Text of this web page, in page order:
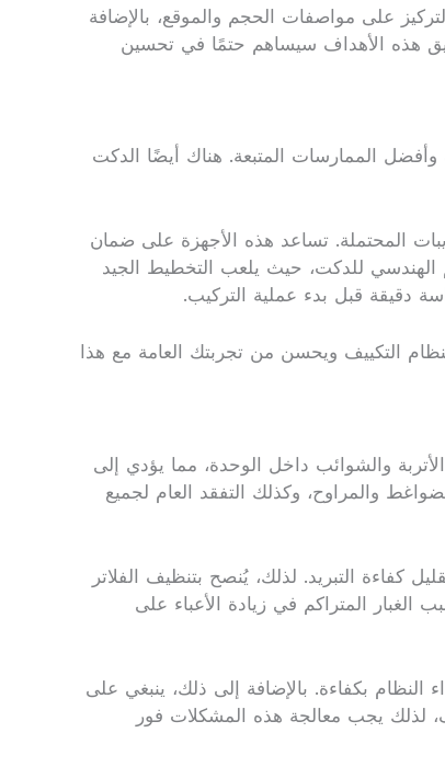
على مواصفات الحجم والموقع، بالإضافة
هذه الأهداف سيساهم حتمًا في تحسين
وأفضل الممارسات المتبعة. هناك أيضًا الدكت
المحتملة. تساعد هذه الأجهزة على ضمان
الهندسي للدكت، حيث يلعب التخطيط الجيد
دقيقة قبل بدء عملية التركيب.
التكييف ويحسن من تجربتك العامة مع هذا
والشوائب داخل الوحدة، مما يؤدي إلى
والمراوح، وكذلك التفقد العام لجميع
كفاءة التبريد. لذلك، يُنصح بتنظيف الفلاتر
المتراكم في زيادة الأعباء على
بكفاءة. بالإضافة إلى ذلك، ينبغي على
لذلك يجب معالجة هذه المشكلات فور